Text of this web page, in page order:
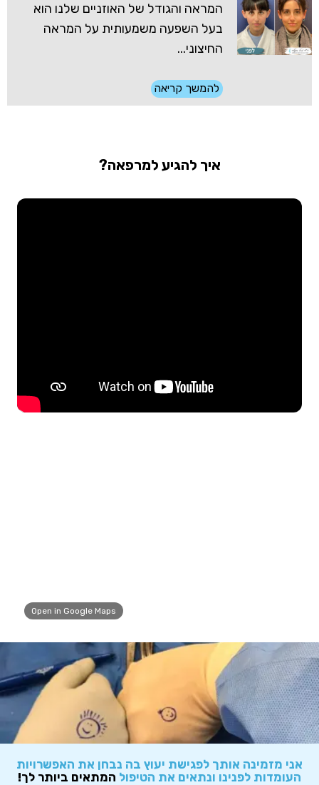
המראה והגודל של האוזניים שלנו הוא
בעל השפעה משמעותית על המראה
החיצוני...
להמשך קריאה
איך להגיע למרפאה?
Open in Google Maps
אני מזמינה אותך לפגישת יעוץ בה נבחן את האפשרויות
העומדות לפנינו ונתאים את הטיפול המתאים ביותר לך!